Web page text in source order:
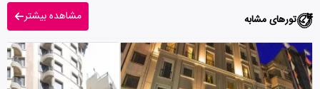
تورهای مشابه مشاهده بیشتر